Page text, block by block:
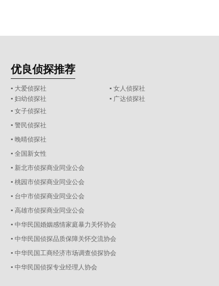
优良侦探推荐
▪ 大爱侦探社
▪ 女人侦探社
▪ 妇幼侦探社
▪ 广达侦探社
▪ 女子侦探社
▪ 警民侦探社
▪ 晚晴侦探社
▪ 全国新女性
▪ 新北市侦探商业同业公会
▪ 桃园市侦探商业同业公会
▪ 台中市侦探商业同业公会
▪ 高雄市侦探商业同业公会
▪ 中华民国婚姻感情家庭暴力关怀协会
▪ 中华民国侦探品质保障关怀交流协会
▪ 中华民国工商经济市场调查侦探协会
▪ 中华民国侦探专业经理人协会